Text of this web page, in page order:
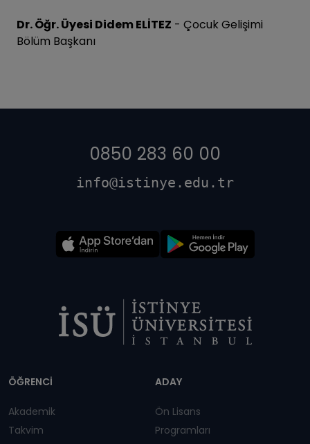
Dr. Öğr. Üyesi Didem ELİTEZ - Çocuk Gelişimi
Bölüm Başkanı
0850 283 60 00
info@istinye.edu.tr
ÖĞRENCİ
Akademik
Takvim
ADAY
Ön Lisans
Programları